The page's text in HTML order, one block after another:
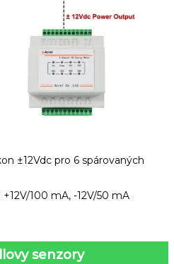
±12Vdc pro 6 spárovaných
100 mA, -12V/50 mA
senzory